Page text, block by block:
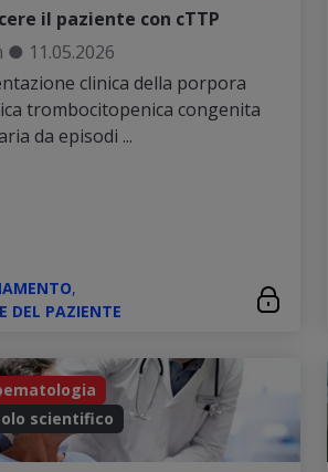
il paziente con cTTP
● 11.05.2026
clinica della porpora
trombocitopenica congenita
da episodi ...
,
DEL PAZIENTE
scientifico